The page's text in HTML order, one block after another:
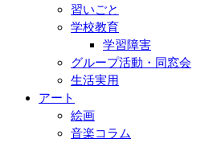
習いごと
学校教育
学習障害
グループ活動・同窓会
生活実用
アート
絵画
音楽コラム